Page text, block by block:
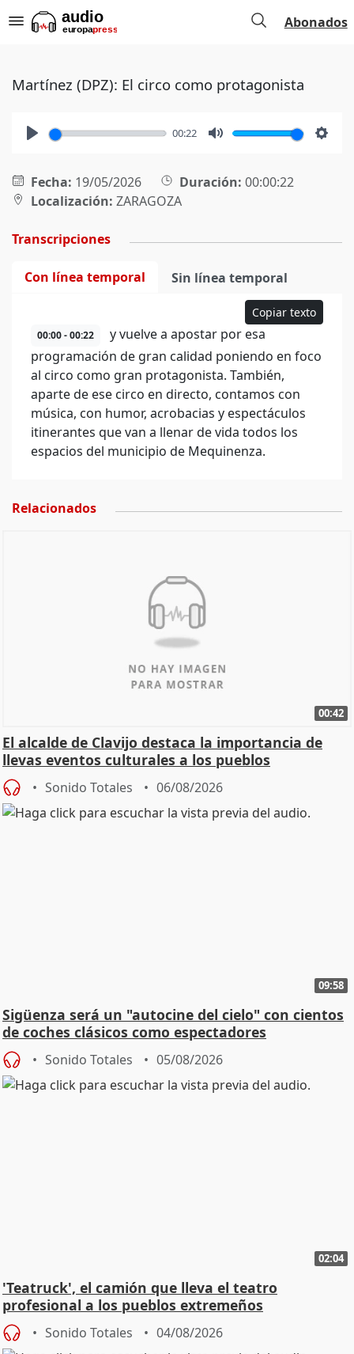
Abonados
Martínez (DPZ): El circo como protagonista
00:22
Fecha: 19/05/2026 Duración: 00:00:22
Localización: ZARAGOZA
Transcripciones
Con línea temporal Sin línea temporal
Copiar texto
00:00 - 00:22
y vuelve a apostar por esa
programación de gran calidad poniendo en foco
al circo como gran protagonista. También,
aparte de ese circo en directo, contamos con
música, con humor, acrobacias y espectáculos
itinerantes que van a llenar de vida todos los
espacios del municipio de Mequinenza.
Relacionados
00:42
El alcalde de Clavijo destaca la importancia de
llevas eventos culturales a los pueblos
Sonido Totales 06/08/2026
09:58
Sigüenza será un "autocine del cielo" con cientos
de coches clásicos como espectadores
Sonido Totales 05/08/2026
02:04
'Teatruck', el camión que lleva el teatro
profesional a los pueblos extremeños
Sonido Totales 04/08/2026